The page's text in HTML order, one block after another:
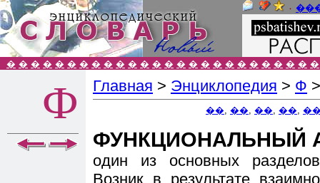
٠
� � � � � � � � � � � � � � � � � � � � � � � � � �
Ф Главная > Энциклопедия > Ф
��, ��, ��, ��,
ФУНКЦИОНАЛЬНЫЙ
один из основных
Возник в результате